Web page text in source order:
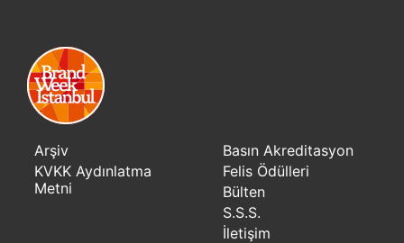
Arşiv
KVKK Aydınlatma
Metni
Basın Akreditasyon
Felis Ödülleri
Bülten
S.S.S.
İletişim